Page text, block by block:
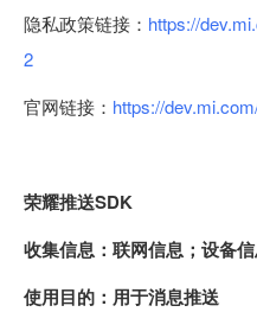
隐私政策链接： https://
2
官网链接： https://
荣耀推送SDK
收集信息：联网信息；设备
使用目的：用于消息推送